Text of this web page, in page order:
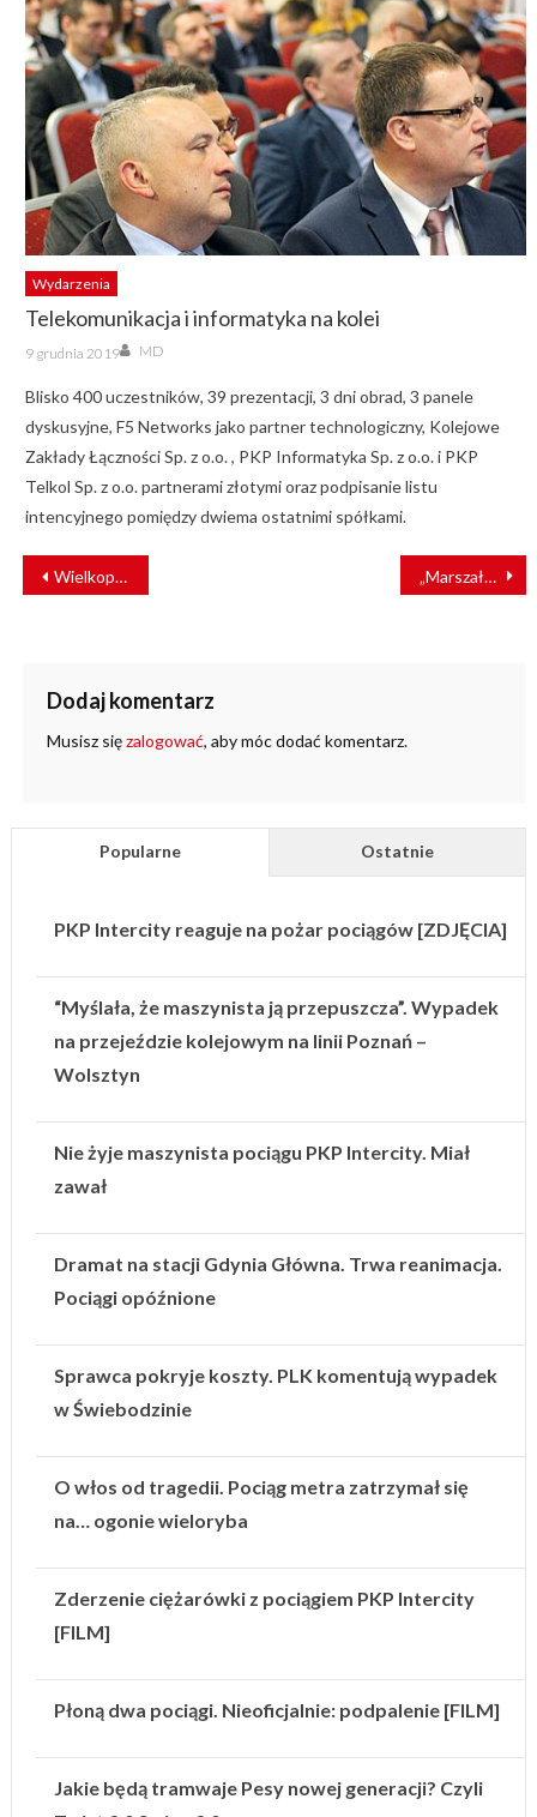
Wydarzenia
Telekomunikacja i informatyka na kolei
Posted
on
9 grudnia 2019 Author
MD
Blisko 400 uczestników, 39 prezentacji, 3 dni obrad, 3 panele
dyskusyjne, F5 Networks jako partner technologiczny, Kolejowe
Zakłady Łączności Sp. z o.o. , PKP Informatyka Sp. z o.o. i PKP
Telkol Sp. z o.o. partnerami złotymi oraz podpisanie listu
intencyjnego pomiędzy dwiema ostatnimi spółkami.
NAWIGACJA
WPISU
Wielkopolska: wykoleił się pociąg towarowy. Duże utrudnienia na linii „Marszałek Piłsudski” na torach
Dodaj komentarz
Musisz sięzalogować, aby móc dodać komentarz.
Popularne Ostatnie
PKP Intercity reaguje na pożar pociągów [ZDJĘCIA]
“Myślała, że maszynista ją przepuszcza”. Wypadek
na przejeździe kolejowym na linii Poznań –
Wolsztyn
Nie żyje maszynista pociągu PKP Intercity. Miał
zawał
Dramat na stacji Gdynia Główna. Trwa reanimacja.
Pociągi opóźnione
Sprawca pokryje koszty. PLK komentują wypadek
w Świebodzinie
O włos od tragedii. Pociąg metra zatrzymał się
na… ogonie wieloryba
Zderzenie ciężarówki z pociągiem PKP Intercity
[FILM]
Płoną dwa pociągi. Nieoficjalnie: podpalenie [FILM]
Jakie będą tramwaje Pesy nowej generacji? Czyli